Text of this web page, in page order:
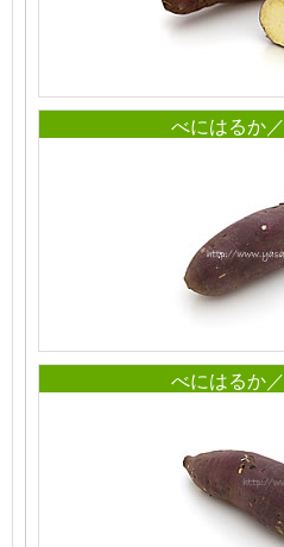
べにはるか
べにはるか